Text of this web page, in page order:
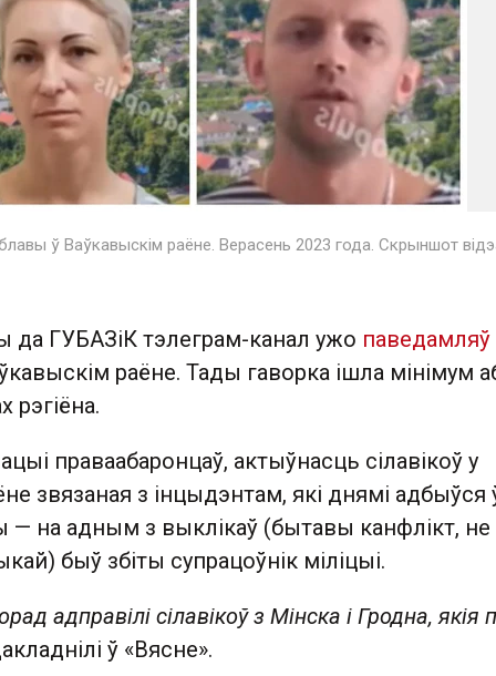
ў Ваўкавыскім раёне. Верасень 2023 года. Скрыншот
да ГУБАЗіК тэлеграм-канал ужо паведамляў
раёне. Тады гаворка ішла мінімум
рэгіёна.
праваабаронцаў, актыўнасць сілавікоў у
звязаная з інцыдэнтам, які днямі адбыўся
на адным з выклікаў (бытавы канфлікт, не
быў збіты супрацоўнік міліцыі.
адправілі сілавікоў з Мінска і Гродна, якія
ў «Вясне».